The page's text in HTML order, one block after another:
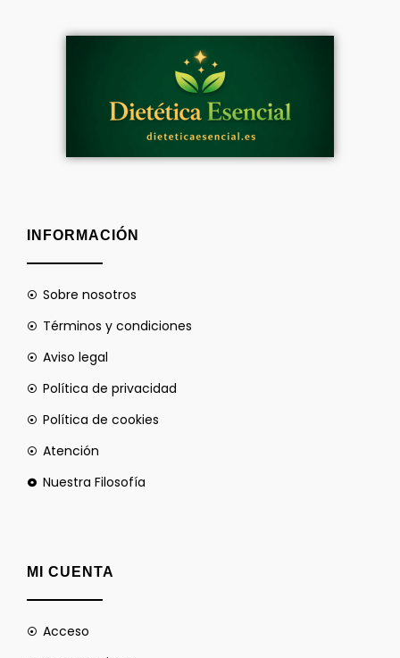
INFORMACIÓN
Sobre nosotros
Términos y condiciones
Aviso legal
Política de privacidad
Política de cookies
Atención
Nuestra Filosofía
MI CUENTA
Acceso